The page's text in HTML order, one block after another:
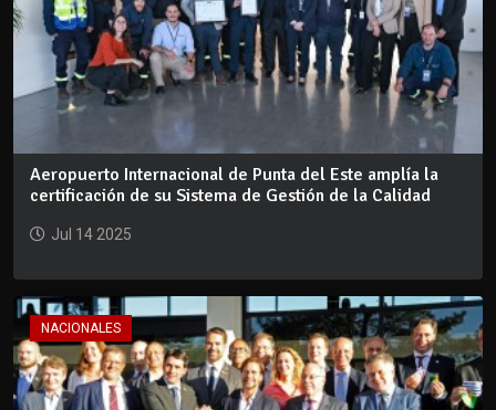
Aeropuerto Internacional de Punta del Este amplía la
certificación de su Sistema de Gestión de la Calidad
Jul 14 2025
NACIONALES